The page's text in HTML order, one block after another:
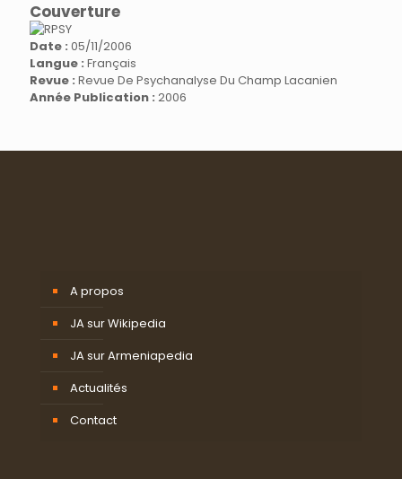
Couverture
Date : 05/11/2006
Langue : Français
Revue : Revue De Psychanalyse Du Champ Lacanien
Année Publication : 2006
A propos
JA sur Wikipedia
JA sur Armeniapedia
Actualités
Contact